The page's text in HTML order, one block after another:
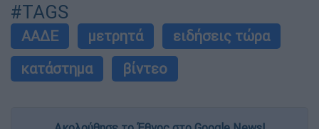
#TAGS
ΑΑΔΕ μετρητά
ειδήσεις τώρα
κατάστημα
βίντεο